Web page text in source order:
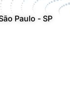
Paulo - SP